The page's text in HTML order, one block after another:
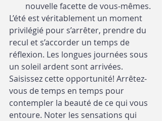
nouvelle facette de vous-mêmes.
L’été est véritablement un moment
privilégié pour s’arrêter, prendre du
recul et s’accorder un temps de
réflexion. Les longues journées sous
un soleil ardent sont arrivées.
Saisissez cette opportunité! Arrêtez-
vous de temps en temps pour
contempler la beauté de ce qui vous
entoure. Noter les sensations qui